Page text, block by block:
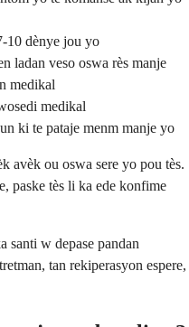
10 dènye jou yo
ladan veso oswa rès manje
medikal
medikal
ki te pataje menm manje yo
avèk ou oswa sere yo pou tès.
paske tès li ka ede konfime
santi w depase pandan
tan rekiperasyon espere,